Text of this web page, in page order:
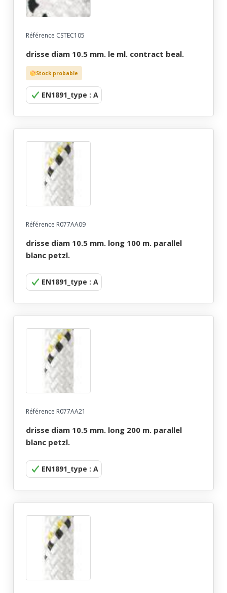
Référence CSTEC105
drisse diam 10.5 mm. le ml. contract beal.
Stock probable
EN1891_type : A
Référence R077AA09
drisse diam 10.5 mm. long 100 m. parallel
blanc petzl.
EN1891_type : A
Référence R077AA21
drisse diam 10.5 mm. long 200 m. parallel
blanc petzl.
EN1891_type : A